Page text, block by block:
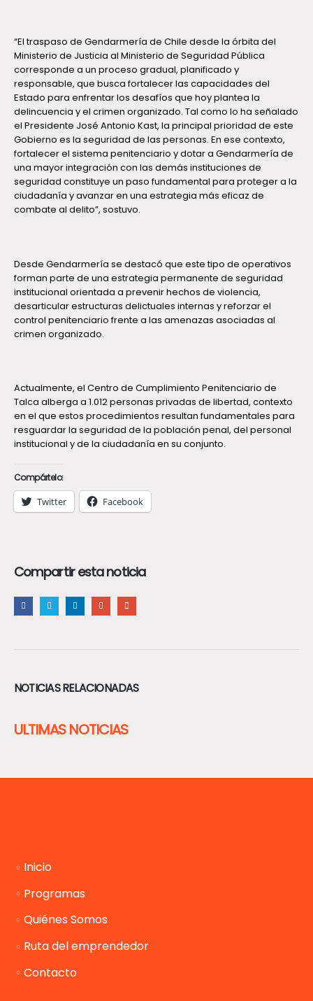
“El traspaso de Gendarmería de Chile desde la órbita del
Ministerio de Justicia al Ministerio de Seguridad Pública
corresponde a un proceso gradual, planificado y
responsable, que busca fortalecer las capacidades del
Estado para enfrentar los desafíos que hoy plantea la
delincuencia y el crimen organizado. Tal como lo ha señalado
el Presidente José Antonio Kast, la principal prioridad de este
Gobierno es la seguridad de las personas. En ese contexto,
fortalecer el sistema penitenciario y dotar a Gendarmería de
una mayor integración con las demás instituciones de
seguridad constituye un paso fundamental para proteger a la
ciudadanía y avanzar en una estrategia más eficaz de
combate al delito”, sostuvo.
Desde Gendarmería se destacó que este tipo de operativos
forman parte de una estrategia permanente de seguridad
institucional orientada a prevenir hechos de violencia,
desarticular estructuras delictuales internas y reforzar el
control penitenciario frente a las amenazas asociadas al
crimen organizado.
Actualmente, el Centro de Cumplimiento Penitenciario de
Talca alberga a 1.012 personas privadas de libertad, contexto
en el que estos procedimientos resultan fundamentales para
resguardar la seguridad de la población penal, del personal
institucional y de la ciudadanía en su conjunto.
Compártelo:
Twitter Facebook
Compartir esta noticia
NOTICIAS RELACIONADAS
ULTIMAS NOTICIAS
Inicio
Programas
Quiénes Somos
Ruta del emprendedor
Contacto